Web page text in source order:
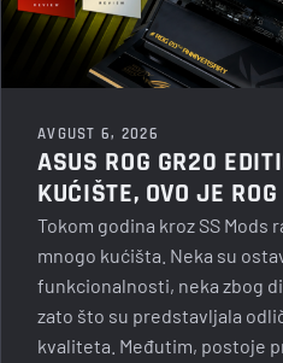
AVGUST 6, 2026
ASUS ROG GR20
KUĆIŠTE, OVO JE
Tokom godina kroz SS Mods
mnogo kućišta. Neka su
funkcionalnosti, neka zbog
zato što su predstavljala
kvaliteta. Međutim, postoje